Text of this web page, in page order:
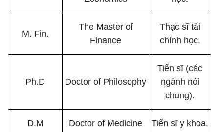
M. Fin.
The Master of
Finance
Thạc sĩ tài
chính học.
Ph.D Doctor of Philosophy
Tiến sĩ (các
ngành nói
chung).
D.M Doctor of Medicine Tiến sĩ y khoa.